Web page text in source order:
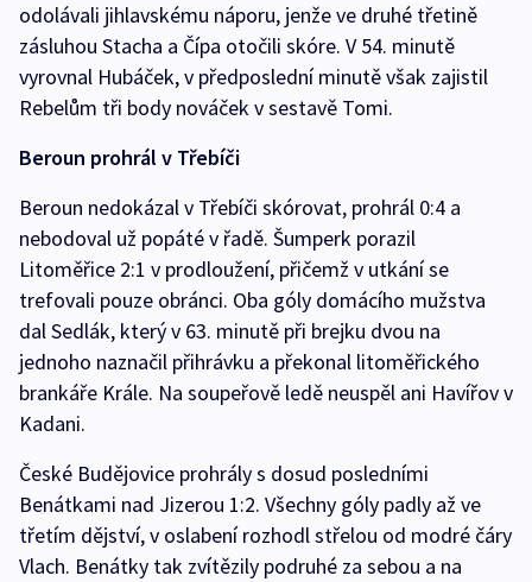
odolávali jihlavskému náporu, jenže ve druhé třetině
zásluhou Stacha a Čípa otočili skóre. V 54. minutě
vyrovnal Hubáček, v předposlední minutě však zajistil
Rebelům tři body nováček v sestavě Tomi.
Beroun prohrál v Třebíči
Beroun nedokázal v Třebíči skórovat, prohrál 0:4 a
nebodoval už popáté v řadě. Šumperk porazil
Litoměřice 2:1 v prodloužení, přičemž v utkání se
trefovali pouze obránci. Oba góly domácího mužstva
dal Sedlák, který v 63. minutě při brejku dvou na
jednoho naznačil přihrávku a překonal litoměřického
brankáře Krále. Na soupeřově ledě neuspěl ani Havířov v
Kadani.
České Budějovice prohrály s dosud posledními
Benátkami nad Jizerou 1:2. Všechny góly padly až ve
třetím dějství, v oslabení rozhodl střelou od modré čáry
Vlach. Benátky tak zvítězily podruhé za sebou a na